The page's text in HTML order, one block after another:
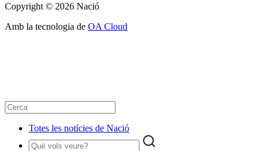
Copyright © 2026 Nació
Amb la tecnologia de OA Cloud
Totes les notícies de Nació